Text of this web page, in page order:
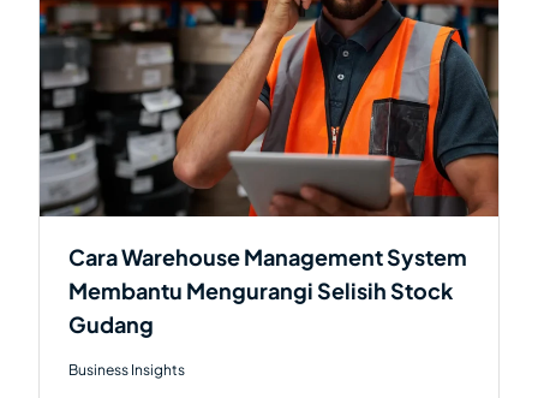
Cara Warehouse Management System
Membantu Mengurangi Selisih Stock
Gudang
Business Insights